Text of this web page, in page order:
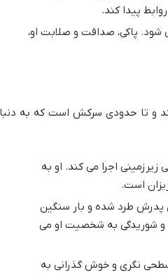
پیدا کند.
شود. پاکی، صداقت و صلابت او،
و تا حدودی سرکش است که به
اجرا می کند. او به
است.
پدرش طرد شده و بار سنگین
و شوریدگی به شخصیت او می
نگری و خوش گذرانی به